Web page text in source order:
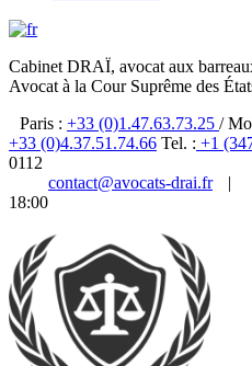
Cabinet DRAÏ, avocat aux
Avocat à la Cour Suprême des
Paris : +33 (0)1.47.63.73.25 /
+33 (0)4.37.51.74.66 Tel. : +1
0112
contact@avocats-drai.fr
|
18:00